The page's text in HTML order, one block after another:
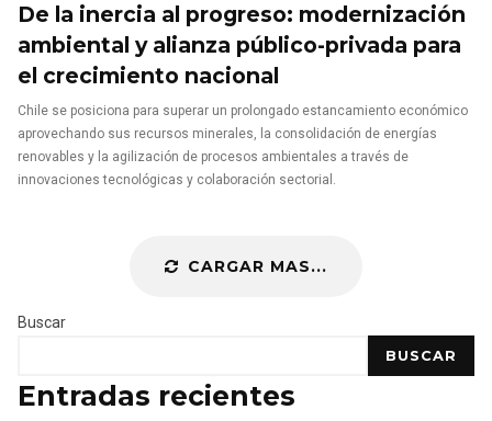
De la inercia al progreso: modernización
ambiental y alianza público-privada para
el crecimiento nacional
Chile se posiciona para superar un prolongado estancamiento económico
aprovechando sus recursos minerales, la consolidación de energías
renovables y la agilización de procesos ambientales a través de
innovaciones tecnológicas y colaboración sectorial.
CARGAR MAS...
Buscar
BUSCAR
Entradas recientes